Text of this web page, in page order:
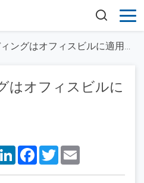
グはオフィスビルに適用されます
はオフィスビルに
LinkedInFacebook
TwitterEmail